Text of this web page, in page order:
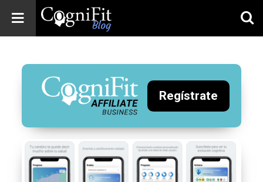
Blog: Brain
Health
News
Brain Training,
Mental Health, and
Wellness
Regístrate